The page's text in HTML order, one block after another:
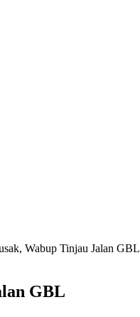
Wabup Tinjau Jalan GBL
GBL